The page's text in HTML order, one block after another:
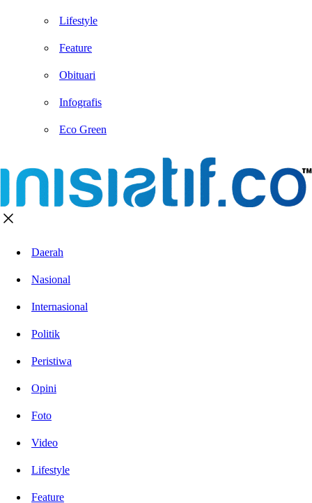
Lifestyle
Feature
Obituari
Infografis
Eco Green
Daerah
Nasional
Internasional
Politik
Peristiwa
Opini
Foto
Video
Lifestyle
Feature